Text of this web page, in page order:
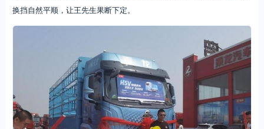
换挡自然平顺，让王先生果断下定。